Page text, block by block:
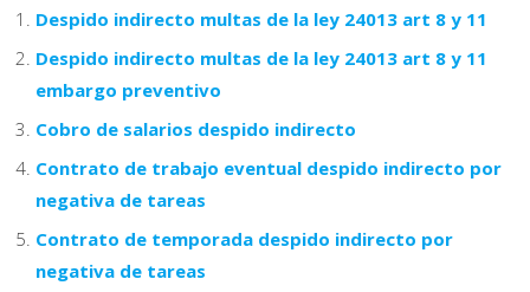
Despido indirecto multas de la ley 24013 art 8 y 11
Despido indirecto multas de la ley 24013 art 8 y 11
embargo preventivo
Cobro de salarios despido indirecto
Contrato de trabajo eventual despido indirecto por
negativa de tareas
Contrato de temporada despido indirecto por
negativa de tareas